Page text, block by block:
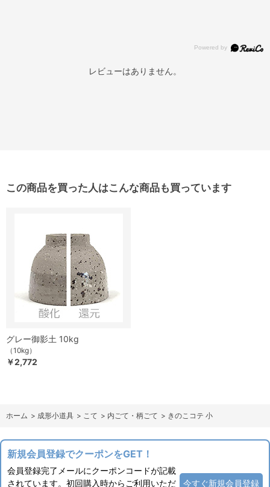
レビューはありません。
この商品を買った人はこんな商品も買っています
グレー御影土 10kg
（10kg）
￥2,772
ホーム > 成形小道具 > こて > 内ごて・柄ごて > きのこコテ 小
新規会員登録でクーポンをGET！
会員登録完了メールにクーポンコードが記載
されています。初回購入時からご利用いただ
今すぐ新規会員登録